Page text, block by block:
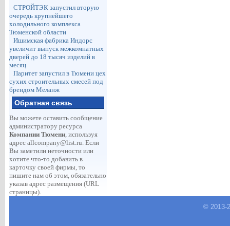
СТРОЙТЭК запустил вторую
очередь крупнейшего
холодильного комплекса
Тюменской области
Ишимская фабрика Индорс
увеличит выпуск межкомнатных
дверей до 18 тысяч изделий в
месяц
Паритет запустил в Тюмени цех
сухих строительных смесей под
брендом Меланж
Обратная связь
Вы можете оставить сообщение
администратору ресурса
Компании Тюмени, используя
адрес allcompany@list.ru. Если
Вы заметили неточности или
хотите что-то добавить в
карточку своей фирмы, то
пишите нам об этом, обязательно
указав адрес размещения (URL
страницы).
© 2013-